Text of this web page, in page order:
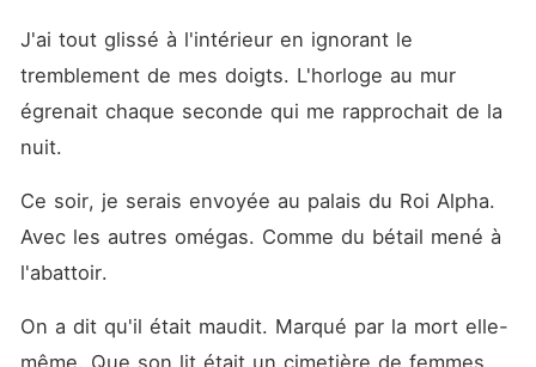
J'ai tout glissé à l'intérieur en ignorant le
tremblement de mes doigts. L'horloge au mur
égrenait chaque seconde qui me rapprochait de la
nuit.
Ce soir, je serais envoyée au palais du Roi Alpha.
Avec les autres omégas. Comme du bétail mené à
l'abattoir.
On a dit qu'il était maudit. Marqué par la mort elle-
même. Que son lit était un cimetière de femmes